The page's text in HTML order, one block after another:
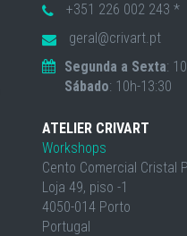
+351 226 002 243 *
geral@crivart.pt
Segunda a Sexta:
Sábado: 10h-13:30
ATELIER CRIVART
Workshops
Cento Comercial Cristal
Loja 49, piso -1
4050-014 Porto
Portugal